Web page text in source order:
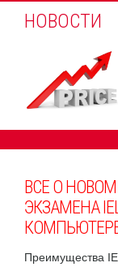
НОВОСТИ
ВСЕ О
ЭКЗАМЕНА
Преимущества